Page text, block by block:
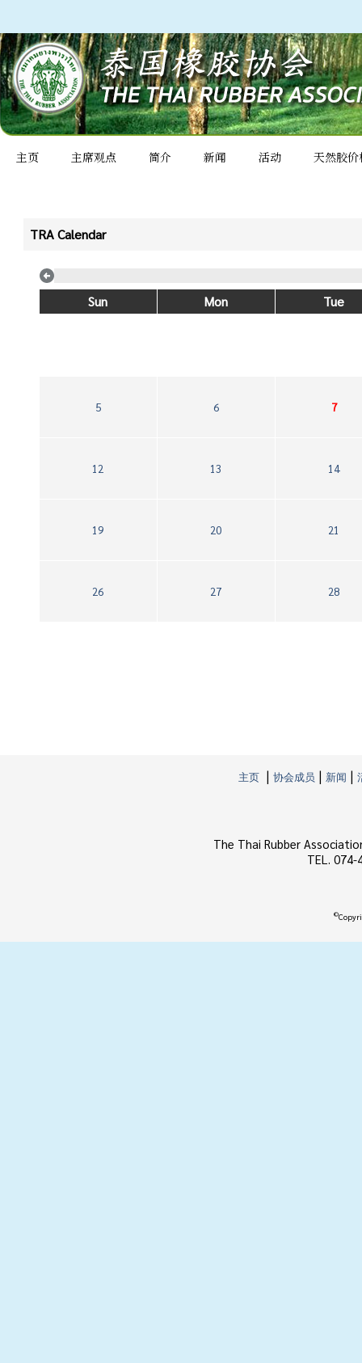
主页 主席观点 简介 新闻 活动 天然胶价
TRA Calendar
Sun Mon Tue
5 6 7
12 13 14
19 20 21
26 27 28
主页 | 协会成员 | 新闻 |
The Thai Rubber
TEL.
©